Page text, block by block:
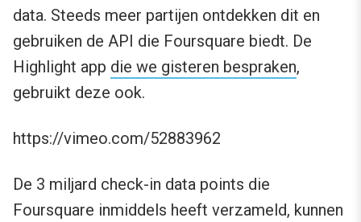
data. Steeds meer partijen ontdekken dit en
gebruiken de API die Foursquare biedt. De
Highlight app die we gisteren bespraken,
gebruikt deze ook.
https://vimeo.com/52883962
De 3 miljard check-in data points die
Foursquare inmiddels heeft verzameld, kunnen